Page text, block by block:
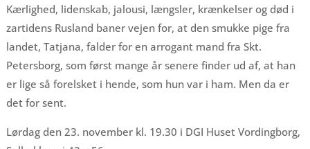
Kærlighed, lidenskab, jalousi, længsler, krænkelser og død i
zartidens Rusland baner vejen for, at den smukke pige fra
landet, Tatjana, falder for en arrogant mand fra Skt.
Petersborg, som først mange år senere finder ud af, at han
er lige så forelsket i hende, som hun var i ham. Men da er
det for sent.
Lørdag den 23. november kl. 19.30 i DGI Huset Vordingborg,